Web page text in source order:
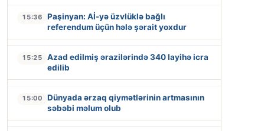
15:36
Paşinyan: Aİ-yə üzvlüklə bağlı
referendum üçün hələ şərait yoxdur
15:25
Azad edilmiş ərazilərində 340 layihə icra
edilib
15:00
Dünyada ərzaq qiymətlərinin artmasının
səbəbi məlum olub